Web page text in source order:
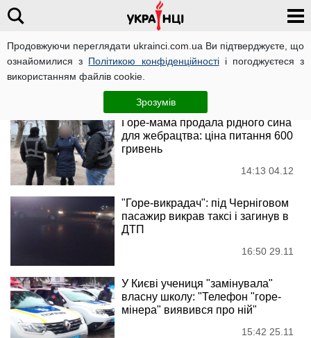
Продовжуючи переглядати ukrainci.com.ua Ви підтверджуєте, що
ознайомилися з Політикою конфіденційностіі погоджуєтеся з
використанням файлів cookie.
Зрозумів
Нацполіція
Горе-мама продала рідного сина
для жебрацтва: ціна питання 600
гривень
14:13 04.12
"Горе-викрадач": під Черніговом
пасажир викрав таксі і загинув в
ДТП
16:50 29.11
У Києві учениця "замінувала"
власну школу: "Телефон "горе-
мінера" виявився про ній"
15:42 25.11